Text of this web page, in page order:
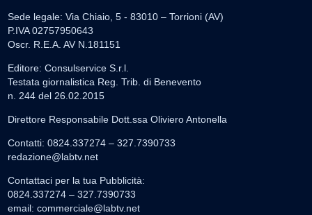
Sede legale: Via Chiaio, 5 - 83010 – Torrioni (AV)
P.IVA 02757950643
Oscr. R.E.A. AV N.181151
Editore: Consulservice S.r.l.
Testata giornalistica Reg. Trib. di Benevento
n. 244 del 26.02.2015
Direttore Responsabile Dott.ssa Oliviero Antonella
Contatti: 0824.337274 – 327.7390733
redazione@labtv.net
Contattaci per la tua Pubblicità:
0824.337274 – 327.7390733
email: commerciale@labtv.net